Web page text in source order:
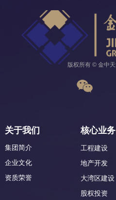
版权所有 © 金中
关于我们
集团简介
企业文化
资质荣誉
核心业务
工程建设
地产开发
大湾区建设
股权投资